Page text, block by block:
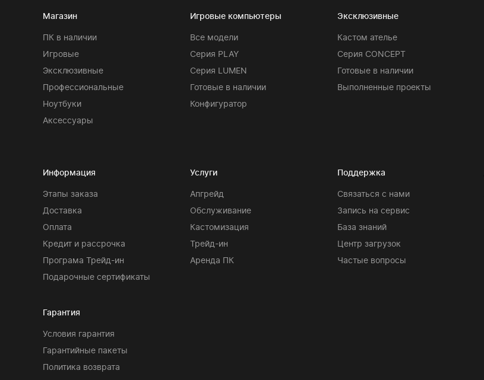
Магазин
ПК в наличии
Игровые
Эксклюзивные
Профессиональные
Ноутбуки
Аксессуары
Игровые компьютеры
Все модели
Серия PLAY
Серия LUMEN
Готовые в наличии
Конфигуратор
Эксклюзивные
Кастом ателье
Серия CONCEPT
Готовые в наличии
Выполненные проекты
Информация
Этапы заказа
Доставка
Оплата
Кредит и рассрочка
Програма Трейд-ин
Подарочные сертификаты
Гарантия
Условия гарантия
Гарантийные пакеты
Политика возврата
Услуги
Апгрейд
Обслуживание
Кастомизация
Трейд-ин
Аренда ПК
Поддержка
Связаться с нами
Запись на сервис
База знаний
Центр загрузок
Частые вопросы